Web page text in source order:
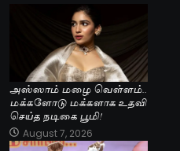
அஸ்ஸாம் மழை வெள்ளம்..
மக்களோடு மக்களாக உதவி
செய்த நடிகை பூமி!
August 7, 2026